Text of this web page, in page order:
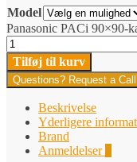
Model
Panasonic PACi 90×90-
Tilføj til kurv
Questions? Request a
Beskrivelse
Yderligere
Brand
Anmeldelser